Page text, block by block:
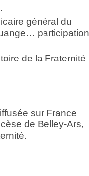
général du
participation
de la Fraternité
sur France
de Belley-Ars,